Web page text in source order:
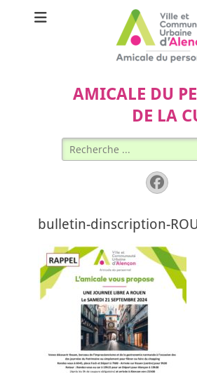
AMICALE DU
DE LA
Rechercher :
bulletin-dinscription-